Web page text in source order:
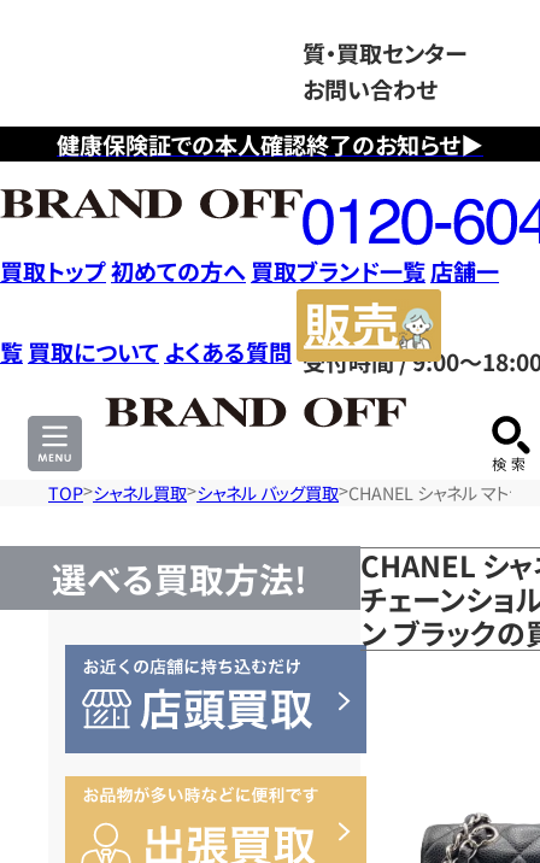
健康保険証での本人確認終了のお知らせ▶
質・買取センター
お問い合わせ
フ
リ
ー
ダ
イ
ヤ
ル
0120604117
受付時間 / 9:00～
買取トップ初めての方へ 買取ブランド一覧店舗一
覧 買取について よくある質問
サ
TOP シャネル買取 シャネル バッグ買取 CHANEL シャネル マトラ
選べる買取方法!
CHANEL シ
チェーンショ
ン ブラック